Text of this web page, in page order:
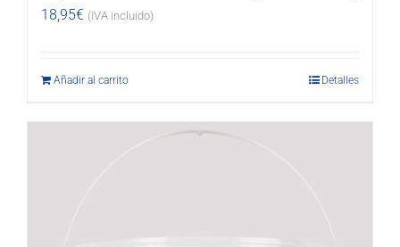
18,95€ (IVA incluido)
Añadir al carrito Detalles